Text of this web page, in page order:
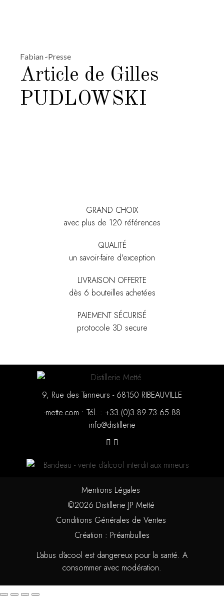
Fabian Presse
Article de Gilles
PUDLOWSKI
GRAND CHOIX
avec plus de 120 références
QUALITÉ
un savoir-faire d'exception
LIVRAISON OFFERTE
dès 6 bouteilles achetées
PAIEMENT SÉCURISÉ
protocole 3D secure
9, Rue des Tanneurs - 68150 RIBEAUVILLE
88.56.37.98.3(0).33+ : .léT
•
moc.ettem-
eirellitsid@ofni
Mentions Légales
©2026 Distillerie JP Metté
Conditions Générales de Ventes
Création : Préambulles
L'abus d'acool est dangereux pour la santé. A
consommer avec modération.